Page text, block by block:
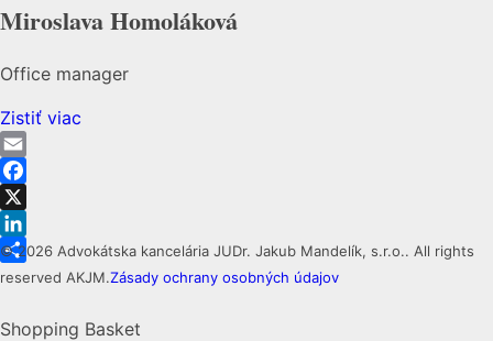
Miroslava Homoláková
Office manager
Zistiť viac
Email
Facebook
X
LinkedIn
Share
© 2026 Advokátska kancelária JUDr. Jakub Mandelík, s.r.o.. All rights
reserved AKJM.Zásady ochrany osobných údajov
Shopping Basket